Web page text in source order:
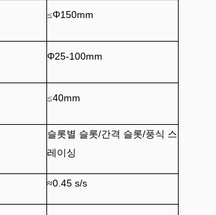
≤Φ150mm
Φ25-100mm
≤40mm
슬롯별 슬롯/간격 슬롯/풍식 스
레이싱
≈0.45 s/s